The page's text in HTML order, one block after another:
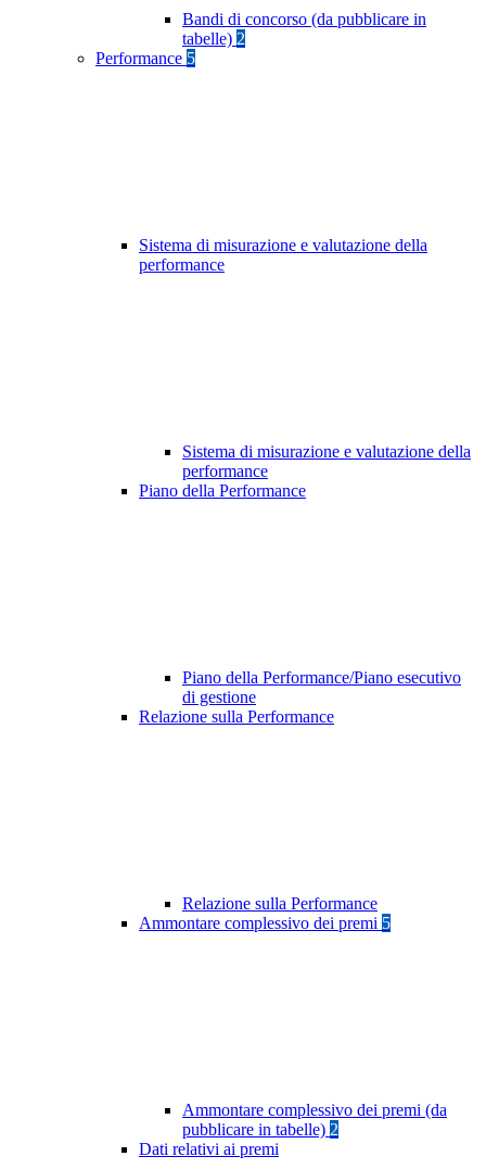
Bandi di concorso (da pubblicare in
tabelle) 2
Performance 5
Sistema di misurazione e valutazione della
performance
Sistema di misurazione e valutazione della
performance
Piano della Performance
Piano della Performance/Piano esecutivo
di gestione
Relazione sulla Performance
Relazione sulla Performance
Ammontare complessivo dei premi 5
Ammontare complessivo dei premi (da
pubblicare in tabelle) 2
Dati relativi ai premi